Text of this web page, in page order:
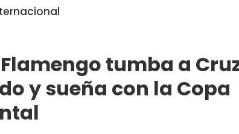
tumba a
y sueña con la Copa